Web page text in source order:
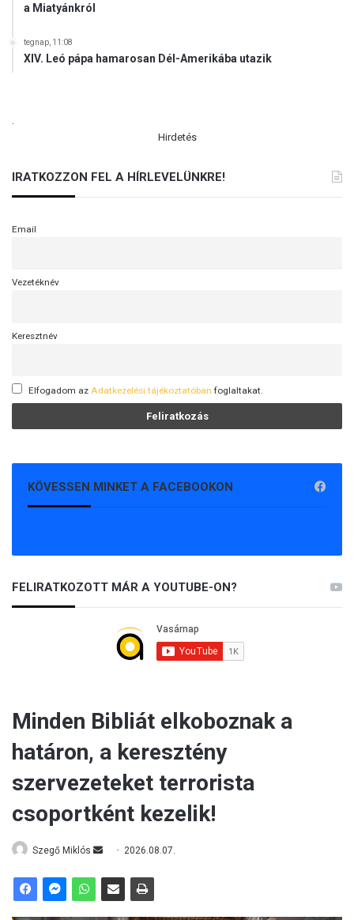
a Miatyánkról
tegnap, 11:08
XIV. Leó pápa hamarosan Dél-Amerikába utazik
Hirdetés
IRATKOZZON FEL A HÍRLEVELÜNKRE!
Email
Vezetéknév
Keresztnév
Elfogadom az Adatkezelési tájékoztatóban foglaltakat.
KÖVESSEN MINKET A FACEBOOKON
FELIRATKOZOTT MÁR A YOUTUBE-ON?